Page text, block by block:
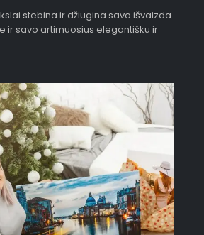
stebina ir džiugina savo išvaizda.
ir savo artimuosius elegantišku ir